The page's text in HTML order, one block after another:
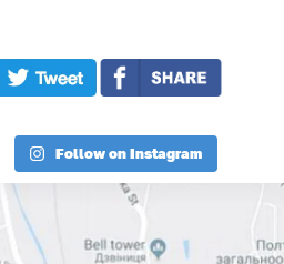
Follow on Instagram